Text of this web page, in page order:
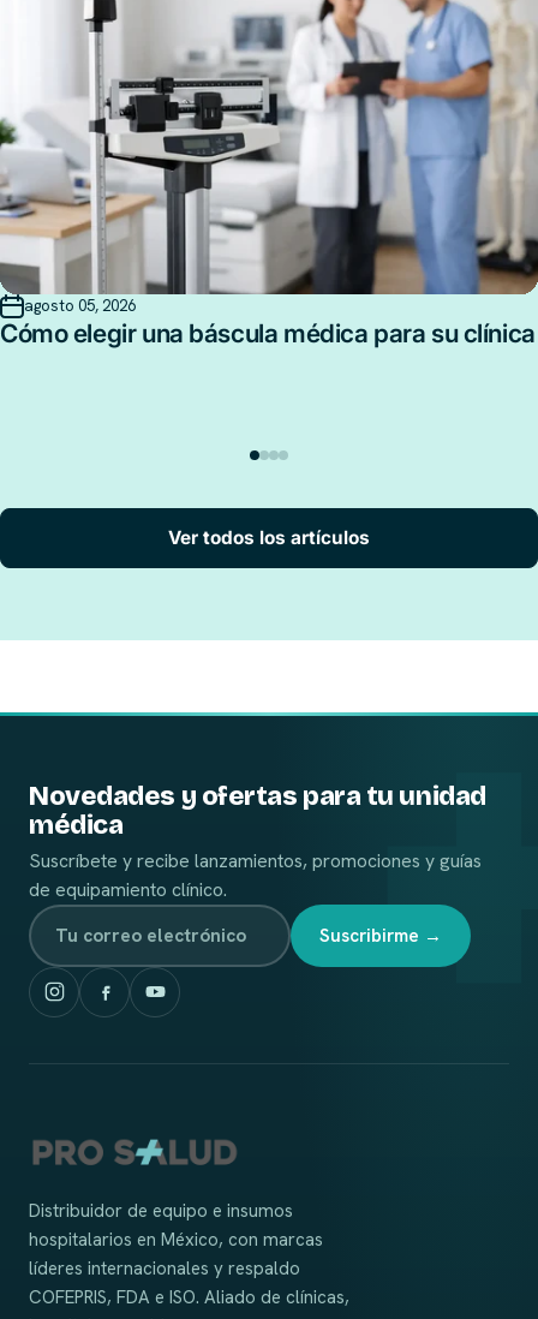
agosto 05, 2026
Cómo elegir una báscula médica para su clínica
Ver todos los artículos
Novedades y ofertas para tu unidad
médica
Suscríbete y recibe lanzamientos, promociones y guías
de equipamiento clínico.
Suscribirme →
Distribuidor de equipo e insumos
hospitalarios en México, con marcas
líderes internacionales y respaldo
COFEPRIS, FDA e ISO. Aliado de clínicas,